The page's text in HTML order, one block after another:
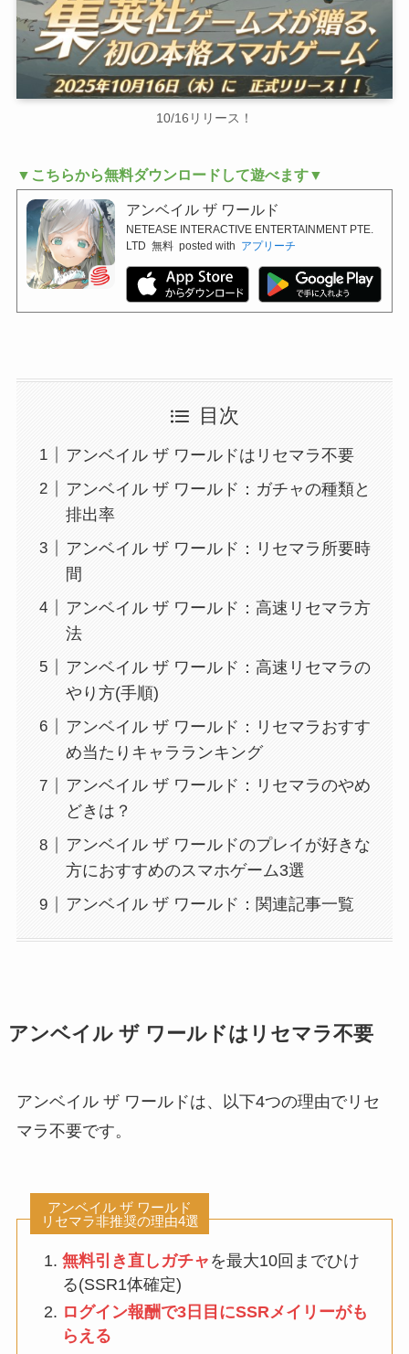
10/16リリース！
▼こちらから無料ダウンロードして遊べます▼
アンベイル ザ ワールド
NETEASE INTERACTIVE ENTERTAINMENT PTE.
LTD 無料 posted with アプリーチ
目次
アンベイル ザ ワールドはリセマラ不要
アンベイル ザ ワールド：ガチャの種類と
排出率
アンベイル ザ ワールド：リセマラ所要時
間
アンベイル ザ ワールド：高速リセマラ方
法
アンベイル ザ ワールド：高速リセマラの
やり方(手順)
アンベイル ザ ワールド：リセマラおすす
め当たりキャラランキング
アンベイル ザ ワールド：リセマラのやめ
どきは？
アンベイル ザ ワールドのプレイが好きな
方におすすめのスマホゲーム3選
アンベイル ザ ワールド：関連記事一覧
アンベイル ザ ワールドはリセマラ不要
アンベイル ザ ワールドは、以下4つの理由でリセ
マラ不要です。
アンベイル ザ ワールド
リセマラ非推奨の理由4選
無料引き直しガチャ を最大10回までひけ
る(SSR1体確定)
ログイン報酬で3日目にSSRメイリーがも
らえる